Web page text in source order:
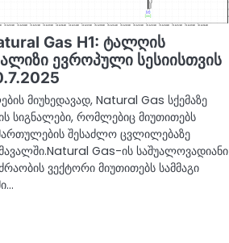
Gas H1: ტალღის
ევროპული სესიისთვის
მიუხედავად, Natural Gas სქემაზე
სიგნალები, რომლებიც მიუთითებს
შესაძლო ცვლილებაზე
Gas-ის საშუალოვადიანი
ვექტორი მიუთითებს სამმაგი